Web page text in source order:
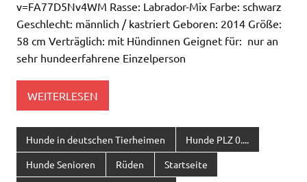
v=FA77D5Nv4WM Rasse: Labrador-Mix Farbe: schwarz
Geschlecht: männlich / kastriert Geboren: 2014 Größe:
58 cm Verträglich: mit Hündinnen Geignet für: nur an
sehr hundeerfahrene Einzelperson
WEITERLESEN
Hunde in deutschen Tierheimen Hunde PLZ 0....
Hunde Senioren Rüden Startseite